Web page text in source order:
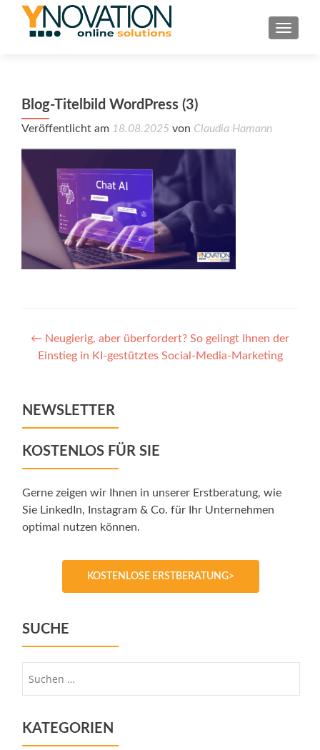
Blog-Titelbild WordPress (3)
Veröffentlicht am 18.08.2025 von Claudia Hamann
Post
navigation
← Neugierig, aber überfordert? So gelingt Ihnen der
Einstieg in KI-gestütztes Social-Media-Marketing
NEWSLETTER
KOSTENLOS FÜR SIE
Gerne zeigen wir Ihnen in unserer Erstberatung, wie
Sie LinkedIn, Instagram & Co. für Ihr Unternehmen
optimal nutzen können.
KOSTENLOSE ERSTBERATUNG>
SUCHE
KATEGORIEN